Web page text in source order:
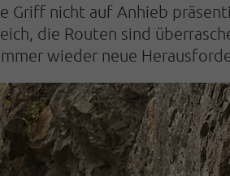
Griff nicht auf Anhieb
die Routen sind
wieder neue